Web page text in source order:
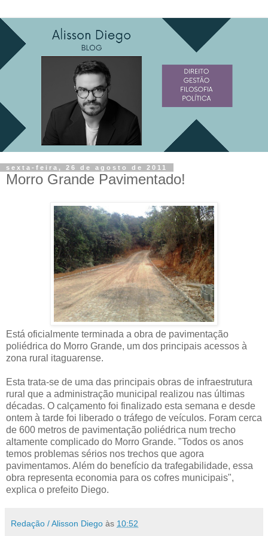
sexta-feira, 26 de agosto de 2011
Morro Grande Pavimentado!
Está oficialmente terminada a obra de pavimentação
poliédrica do Morro Grande, um dos principais acessos à
zona rural itaguarense.
Esta trata-se de uma das principais obras de infraestrutura
rural que a administração municipal realizou nas últimas
décadas. O calçamento foi finalizado esta semana e desde
ontem à tarde foi liberado o tráfego de veículos. Foram cerca
de 600 metros de pavimentação poliédrica num trecho
altamente complicado do Morro Grande. "Todos os anos
temos problemas sérios nos trechos que agora
pavimentamos. Além do benefício da trafegabilidade, essa
obra representa economia para os cofres municipais",
explica o prefeito Diego.
Redação / Alisson Diego às 10:52